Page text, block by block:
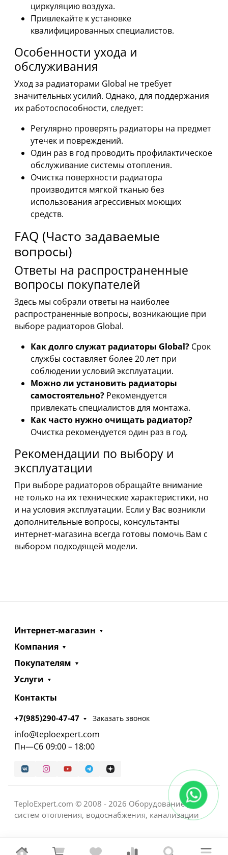
циркуляцию воздуха.
Привлекайте к установке
квалифицированных специалистов.
Особенности ухода и
обслуживания
Уход за радиаторами Global не требует
значительных усилий. Однако, для поддержания
их работоспособности, следует:
Регулярно проверять радиаторы на предмет
утечек и повреждений.
Один раз в год проводить профилактическое
обслуживание системы отопления.
Очистка поверхности радиатора
производится мягкой тканью без
использования агрессивных моющих
средств.
FAQ (Часто задаваемые
вопросы)
Ответы на распространенные
вопросы покупателей
Здесь мы собрали ответы на наиболее
распространенные вопросы, возникающие при
выборе радиаторов Global.
Как долго служат радиаторы Global? Срок
службы составляет более 20 лет при
соблюдении условий эксплуатации.
Можно ли установить радиаторы
самостоятельно? Рекомендуется
привлекать специалистов для монтажа.
Как часто нужно очищать радиатор?
Очистка рекомендуется один раз в год.
Рекомендации по выбору и
эксплуатации
При выборе радиаторов обращайте внимание
не только на их технические характеристики, но
и на условия эксплуатации. Если у Вас возникли
дополнительные вопросы, консультанты
интернет-магазина всегда готовы помочь Вам с
выбором подходящей модели.
Интернет-магазин
Компания
Покупателям
Услуги
Контакты
+7(985)290-47-47 Заказать звонок
info@teploexpert.com
Пн—Сб 09:00 – 18:00
TeploExpert.com © 2008 - 2026 Оборудование для
систем отопления, водоснабжения, канализации